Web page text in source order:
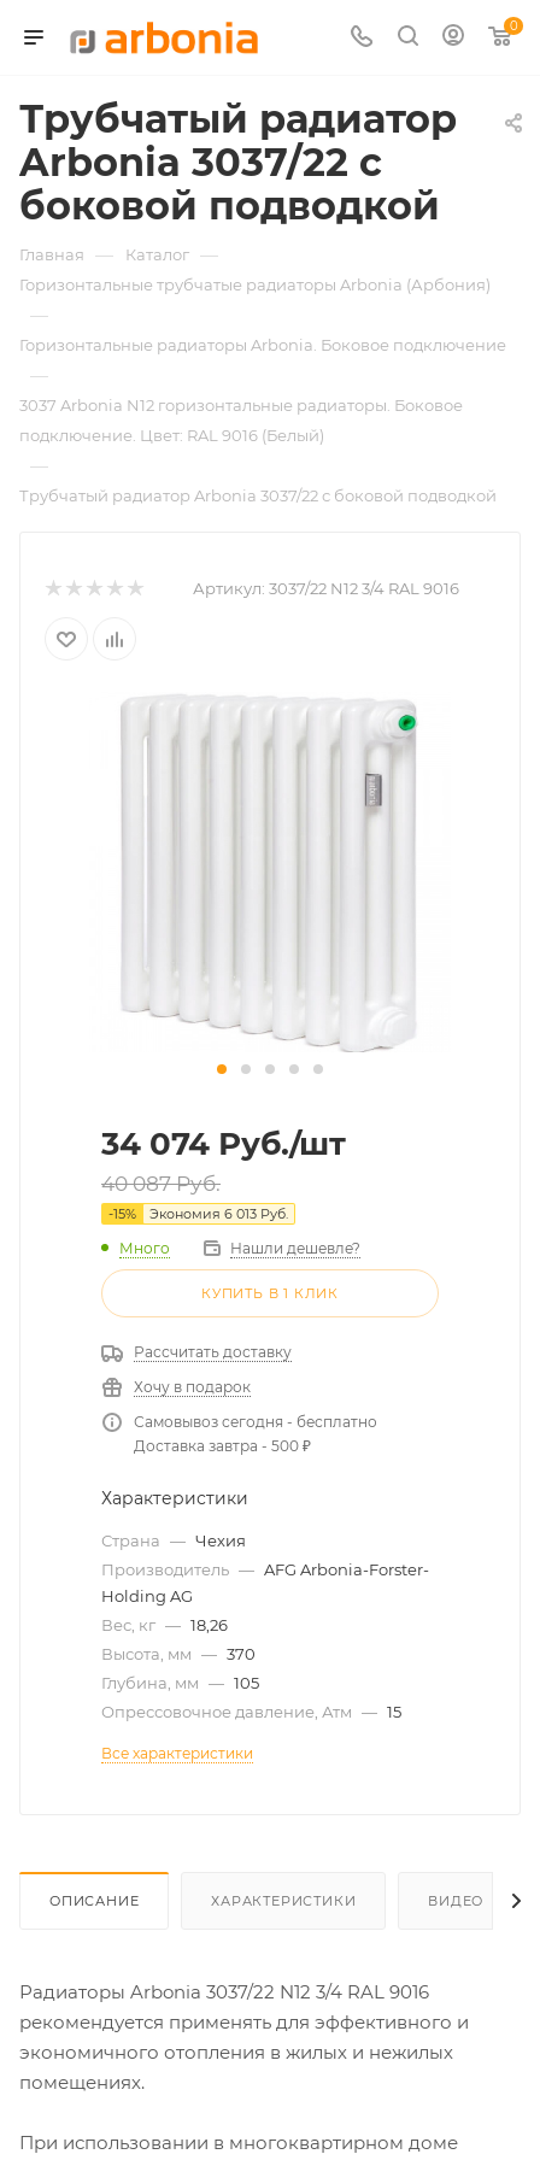
0
Трубчатый радиатор
Arbonia 3037/22 с
боковой подводкой
Главная — Каталог —
Горизонтальные трубчатые радиаторы Arbonia (Арбония)
—
Горизонтальные радиаторы Arbonia. Боковое подключение
—
3037 Arbonia N12 горизонтальные радиаторы. Боковое
подключение. Цвет: RAL 9016 (Белый)
—
Трубчатый радиатор Arbonia 3037/22 с боковой подводкой
Артикул: 3037/22 N12 3/4 RAL 9016
34 074 Руб./шт
40 087Руб.
-15% Экономия 6 013 Руб.
Много Нашли дешевле?
КУПИТЬ В 1 КЛИК
Рассчитать доставку
Хочу в подарок
Самовывоз сегодня - бесплатно
Доставка завтра - 500 ₽
Характеристики
Страна — Чехия
Производитель — AFG Arbonia-Forster-
Holding AG
Вес, кг — 18,26
Высота, мм — 370
Глубина, мм — 105
Опрессовочное давление, Атм — 15
Все характеристики
ОПИСАНИЕ ХАРАКТЕРИСТИКИ ВИДЕО
Радиаторы Arbonia 3037/22 N12 3/4 RAL 9016
рекомендуется применять для эффективного и
экономичного отопления в жилых и нежилых
помещениях.
При использовании в многоквартирном доме